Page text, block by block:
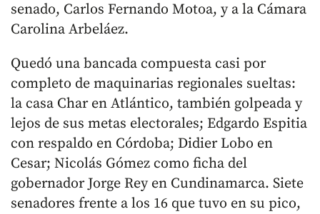
senado, Carlos Fernando Motoa, y a la Cámara
Carolina Arbeláez.
Quedó una bancada compuesta casi por
completo de maquinarias regionales sueltas:
la casa Char en Atlántico, también golpeada y
lejos de sus metas electorales; Edgardo Espitia
con respaldo en Córdoba; Didier Lobo en
Cesar; Nicolás Gómez como ficha del
gobernador Jorge Rey en Cundinamarca. Siete
senadores frente a los 16 que tuvo en su pico,